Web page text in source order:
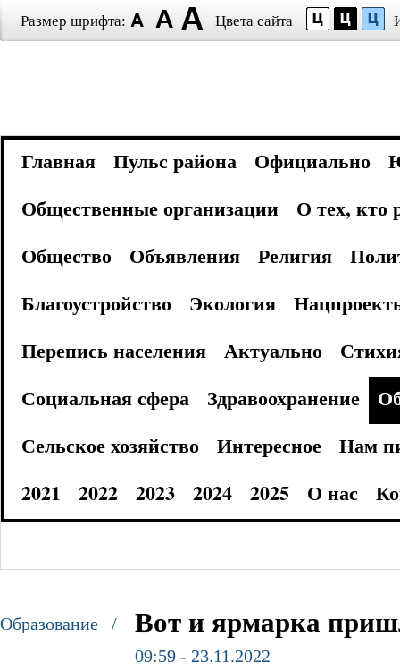
Размер шрифта: Цвета сайта
Главная Пульс района Официально
Общественные организации
О тех, кто
Общество
Объявления Религия
Благоустройство
Экология
Перепись населения
Актуально
Социальная сфера
Здравоохранение
Сельское хозяйство
Интересное
Нам
2021
2022 2023 2024 2025 О нас
Образование / Вот и ярмарка
09:59 - 23.11.2022